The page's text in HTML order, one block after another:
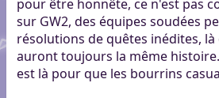
pour être honnête, ce n'est pas
sur GW2, des équipes soudées
résolutions de quêtes inédites,
auront toujours la même
est là pour que les bourrins